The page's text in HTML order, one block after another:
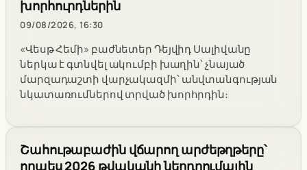
խորհուրդներին
09/08/2026, 16:30
«Վեսթ Հեմի» բաժնետեր Դեյվիդ Սալիվանը
ներկա է գտնվել ակումբի խաղին՝ չնայած
մարզադաշտի վարչակազմի՝ անվտանգության
նկատառումներով տրված խորհրդին։
Շահութաբաժին վճարող արժեթղթերը՝
որպես 2026 թվականի ներդրումային